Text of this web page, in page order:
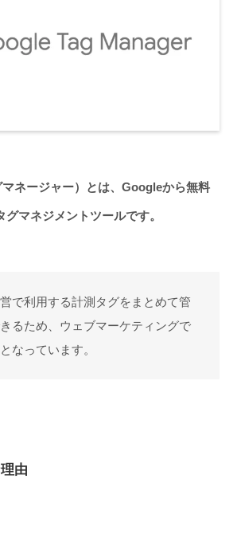
ネージャー）とは、Googleから無料
マネジメントツールです。
で利用する計測タグをまとめて管
るため、ウェブマーケティングで
なっています。
由